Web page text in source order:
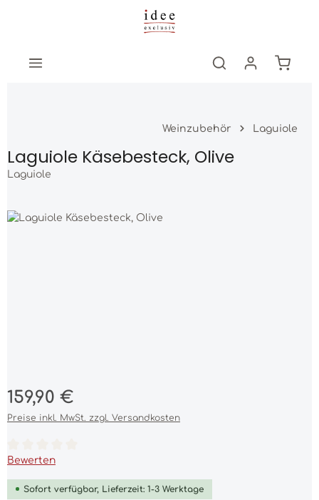
Zum Hauptinhalt springen
Weinzubehör Laguiole
Laguiole Käsebesteck, Olive
Laguiole
Bildergalerie überspringen
Regulärer Preis:
159,90 €
Preise inkl. MwSt. zzgl. Versandkosten
Durchschnittliche Bewertung von 0 von 5 Sternen
Bewerten
Sofort verfügbar, Lieferzeit: 1-3 Werktage